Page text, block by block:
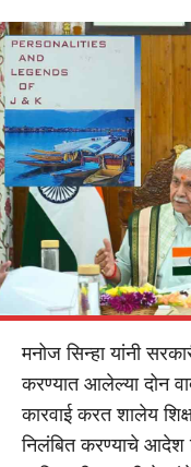
मनोज सिन्हा यांनी
करण्यात आलेल्या दोन
कारवाई करत शालेय
निलंबित करण्याचे आदेश